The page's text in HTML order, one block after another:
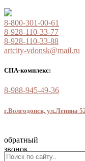
8-800-301-00-61
8-928-110-33-77
8-928-110-33-88
artcity-vdonsk@mail.ru
СПА-комплекс:
8-988-945-49-36
г.Волгодонск, ул.Ленина
обратный
звонок